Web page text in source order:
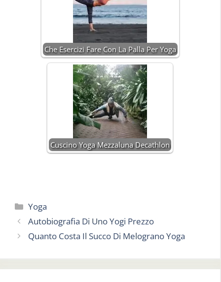
Che Esercizi Fare Con La Palla Per Yoga
Cuscino Yoga Mezzaluna Decathlon
Categorie
Yoga
Autobiografia Di Uno Yogi Prezzo
Quanto Costa Il Succo Di Melograno Yoga